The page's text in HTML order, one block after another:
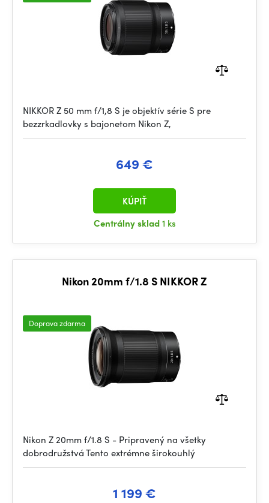
NIKKOR Z 50 mm f/1,8 S je objektív série S pre
bezzrkadlovky s bajonetom Nikon Z,
649 €
Centrálny sklad1 ks
KÚPIŤ
Nikon 20mm f/1.8 S NIKKOR Z
Doprava zdarma
Nikon Z 20mm f/1.8 S - Pripravený na všetky
dobrodružstvá Tento extrémne širokouhlý
1 199 €